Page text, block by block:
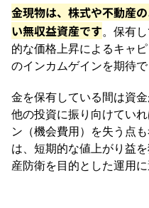
金現物は、株式や不動産
い無収益資産です。保有
的な価格上昇によるキャ
のインカムゲインを期待
金を保有している間は資
他の投資に振り向けてい
ン（機会費用）を失う点
は、短期的な値上がり益
産防衛を目的とした運用に